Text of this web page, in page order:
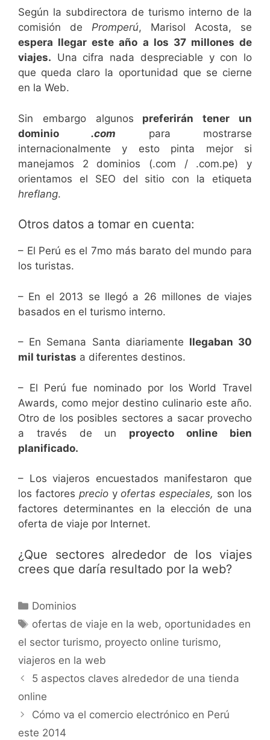
Según la subdirectora de turismo interno de la
comisión de Promperú, Marisol Acosta, se
espera llegar este año a los 37 millones de
viajes. Una cifra nada despreciable y con lo
que queda claro la oportunidad que se cierne
en la Web.
Sin embargo algunos preferirán tener un
dominio.com para mostrarse
internacionalmente y esto pinta mejor si
manejamos 2 dominios (.com / .com.pe) y
orientamos el SEO del sitio con la etiqueta
hreflang.
Otros datos a tomar en cuenta:
– El Perú es el 7mo más barato del mundo para
los turistas.
– En el 2013 se llegó a 26 millones de viajes
basados en el turismo interno.
– En Semana Santa diariamente llegaban 30
mil turistas a diferentes destinos.
– El Perú fue nominado por los World Travel
Awards, como mejor destino culinario este año.
Otro de los posibles sectores a sacar provecho
a través de un proyecto online bien
planificado.
– Los viajeros encuestados manifestaron que
los factores precioyofertas especiales, son los
factores determinantes en la elección de una
oferta de viaje por Internet.
¿Que sectores alrededor de los viajes
crees que daría resultado por la web?
Dominios
ofertas de viaje en la web, oportunidades en
el sector turismo, proyecto online turismo,
viajeros en la web
5 aspectos claves alrededor de una tienda
online
Cómo va el comercio electrónico en Perú
este 2014